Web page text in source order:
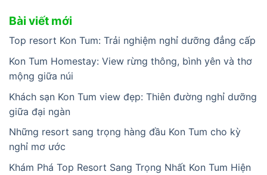
Bài viết mới
Top resort Kon Tum: Trải nghiệm nghỉ dưỡng đẳng cấp
Kon Tum Homestay: View rừng thông, bình yên và thơ
mộng giữa núi
Khách sạn Kon Tum view đẹp: Thiên đường nghỉ dưỡng
giữa đại ngàn
Những resort sang trọng hàng đầu Kon Tum cho kỳ
nghỉ mơ ước
Khám Phá Top Resort Sang Trọng Nhất Kon Tum Hiện